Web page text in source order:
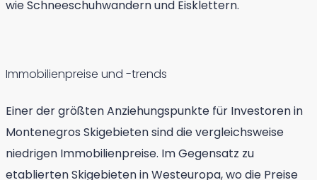
wie Schneeschuhwandern und Eisklettern.
Immobilienpreise und -trends
Einer der größten Anziehungspunkte für Investoren in
Montenegros Skigebieten sind die vergleichsweise
niedrigen Immobilienpreise. Im Gegensatz zu
etablierten Skigebieten in Westeuropa, wo die Preise